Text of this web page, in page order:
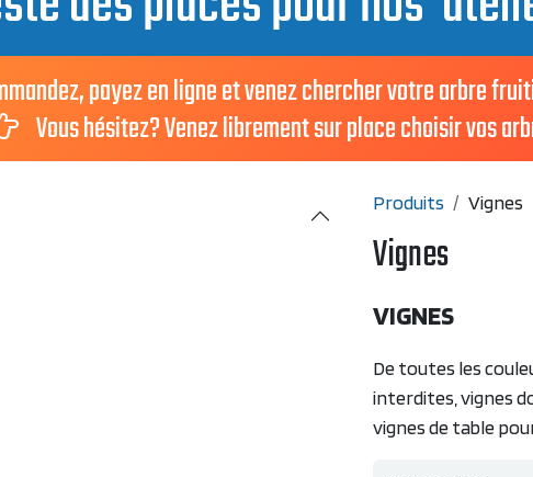
payez en ligne et venez chercher votre arbre
Vous hésitez? Venez librement sur place choisir vos
Produits Vignes
Vignes
VIGNES
De toutes les
interdites, vignes
vignes de table